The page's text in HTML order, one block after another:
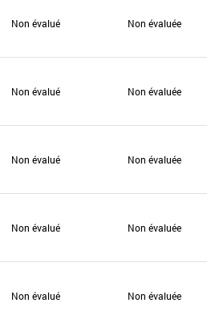
Non évalué Non évaluée
Non évalué Non évaluée
Non évalué Non évaluée
Non évalué Non évaluée
Non évalué Non évaluée